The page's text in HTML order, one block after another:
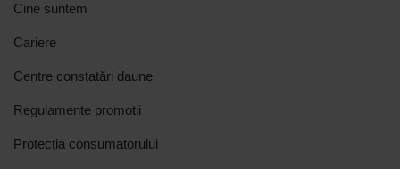
Cine suntem
Cariere
Centre constatări daune
Regulamente promotii
Protecția consumatorului